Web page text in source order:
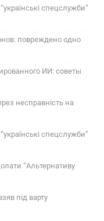
спецслужби”
повреждено одно
ИИ: советы
несправність на
спецслужби”
“Альтернативу
під варту